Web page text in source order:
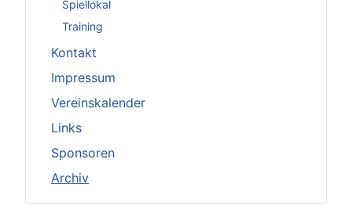
Spiellokal
Training
Kontakt
Impressum
Vereinskalender
Links
Sponsoren
Archiv